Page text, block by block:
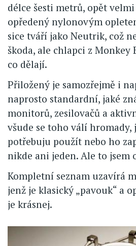
délce šesti metrů, opět
opředený nylonovým
sice tváří jako Neutrik, což
škoda, ale chlapci z Monkey
co dělají.
Přiložený je samozřejmě i
naprosto standardní, jaké
monitorů, zesilovačů a
všude se toho válí hromady,
potřebuju použít nebo ho
nikde ani jeden. Ale to jsem
Kompletní seznam uzavírá
jenž je klasický „pavouk“ a
je krásnej.